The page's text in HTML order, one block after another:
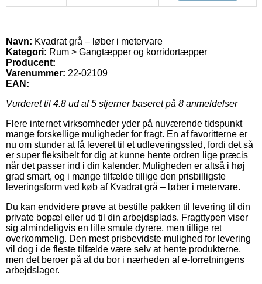
Navn: Kvadrat grå – løber i metervare
Kategori: Rum > Gangtæpper og korridortæpper
Producent:
Varenummer: 22-02109
EAN:
Vurderet til 4.8 ud af 5 stjerner baseret på 8 anmeldelser
Flere internet virksomheder yder på nuværende tidspunkt
mange forskellige muligheder for fragt. En af favoritterne er
nu om stunder at få leveret til et udleveringssted, fordi det så
er super fleksibelt for dig at kunne hente ordren lige præcis
når det passer ind i din kalender. Muligheden er altså i høj
grad smart, og i mange tilfælde tillige den prisbilligste
leveringsform ved køb af Kvadrat grå – løber i metervare.
Du kan endvidere prøve at bestille pakken til levering til din
private bopæl eller ud til din arbejdsplads. Fragttypen viser
sig almindeligvis en lille smule dyrere, men tillige ret
overkommelig. Den mest prisbevidste mulighed for levering
vil dog i de fleste tilfælde være selv at hente produkterne,
men det beroer på at du bor i nærheden af e-forretningens
arbejdslager.